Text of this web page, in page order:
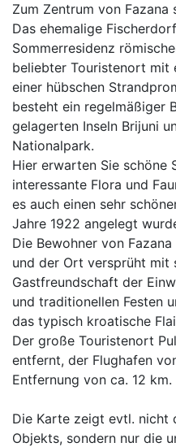
Zum Zentrum von Fazana
Das ehemalige
Sommerresidenz
beliebter Touristenort mit
einer hübschen
besteht ein regelmäßiger
gelagerten Inseln Brijuni
Nationalpark.
Hier erwarten Sie schöne
interessante Flora und
es auch einen sehr
Jahre 1922 angelegt
Die Bewohner von
und der Ort versprüht mit
Gastfreundschaft der
und traditionellen Festen
das typisch kroatische
Der große Touristenort
entfernt, der Flughafen
Entfernung von ca. 12 km.
Die Karte zeigt evtl. nicht
Objekts, sondern nur die